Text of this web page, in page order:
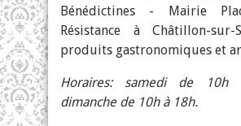
Bénédictines - Mairie
Résistance à Châtillon-sur-
produits gastronomiques et
Horaires: samedi de
dimanche de 10h à 18h.